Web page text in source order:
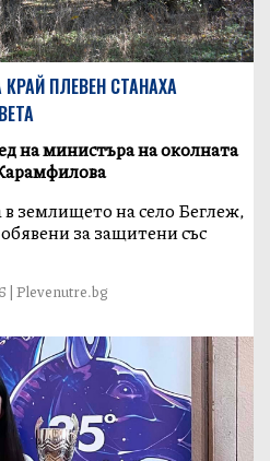
ПЛЕВЕН СТАНАХА
на министъра на околната
землището на село Беглеж,
за защитени със
| Plevenutre.bg